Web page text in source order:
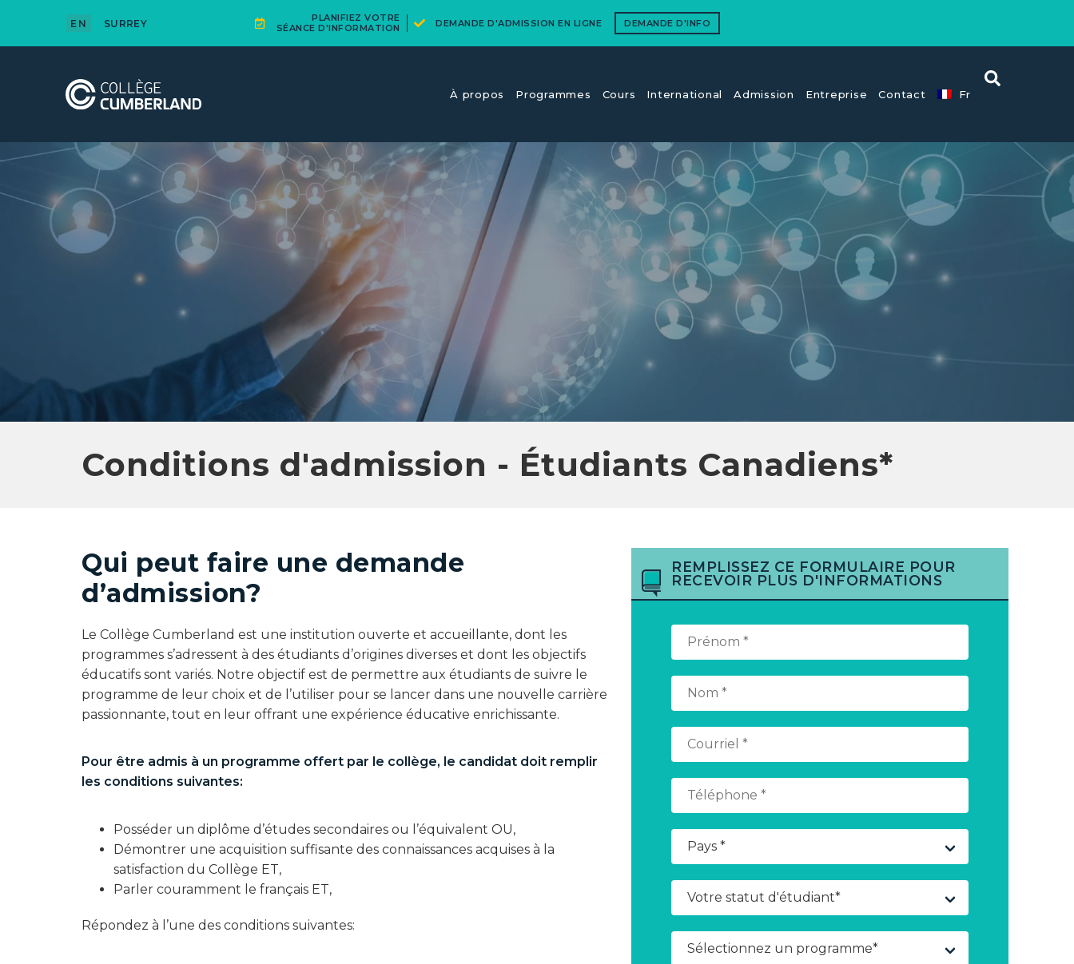
EN SURREY
PLANIFIEZ VOTRE
SÉANCE D'INFORMATION
DEMANDE D'ADMISSION EN LIGNE DEMANDE D'INFO
À propos Programmes Cours​ International Admission Entreprise Contact Fr
Conditions d'admission - Étudiants Canadiens*
Qui peut faire une demande
d’admission?
Le Collège Cumberland est une institution ouverte et accueillante, dont les
programmes s’adressent à des étudiants d’origines diverses et dont les objectifs
éducatifs sont variés. Notre objectif est de permettre aux étudiants de suivre le
programme de leur choix et de l’utiliser pour se lancer dans une nouvelle carrière
passionnante, tout en leur offrant une expérience éducative enrichissante.
Pour être admis à un programme offert par le collège, le candidat doit remplir
les conditions suivantes:
Posséder un diplôme d’études secondaires ou l’équivalent OU,
Démontrer une acquisition suffisante des connaissances acquises à la
satisfaction du Collège ET,
Parler couramment le français ET,
Répondez à l’une des conditions suivantes:
REMPLISSEZ CE FORMULAIRE POUR
RECEVOIR PLUS D'INFORMATIONS